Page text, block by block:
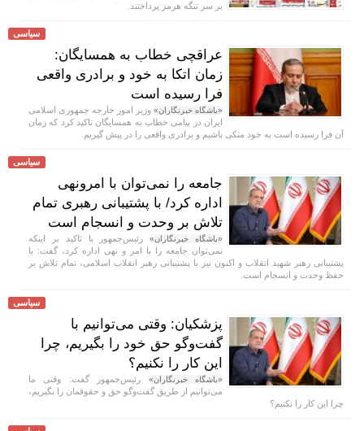
بر سر تنگه هرمز پرداختند.
سیاسی
عراقچی خطاب به همسایگان:
زمان اتکا به خود و برادری واقعی
فرا رسیده است
«باشگاه خبرنگاران» وزیر امور خارجه جمهوری اسلامی
ایران در پیامی خطاب به همسایگان تاکید کرد که زمان
آن فرا رسیده است به خود متکی باشیم و برادری واقعی را در پیش گیریم.
سیاسی
جامعه را نمی‌توان با امرونهی
اداره کرد/ با پشتیبانی رهبری تمام
تلاش بر وحدت و انسجام است
«باشگاه خبرنگاران»رئیس‌جمهور با تاکید بر اینکه
نمی‌توان جامعه را با امر و نهی اداره کرد، گفت: با
پشتیبانی رهبر شهید انقلاب و اکنون نیز با پشتیبانی رهبر انقلاب اسلامی، تمام تلاش بر
حفظ وحدت و انسجام است.
سیاسی
پزشکیان: وقتی می‌توانیم با
گفت‌و‌گو حق خود را بگیریم، چرا
این کار را نکنیم؟
«باشگاه خبرنگاران» رئیس‌جمهور گفت: وقتی ما
می‌توانیم از طریق گفت‌و‌گو حق و حقوقمان را بگیریم،
چرا این کار را نکنیم؟